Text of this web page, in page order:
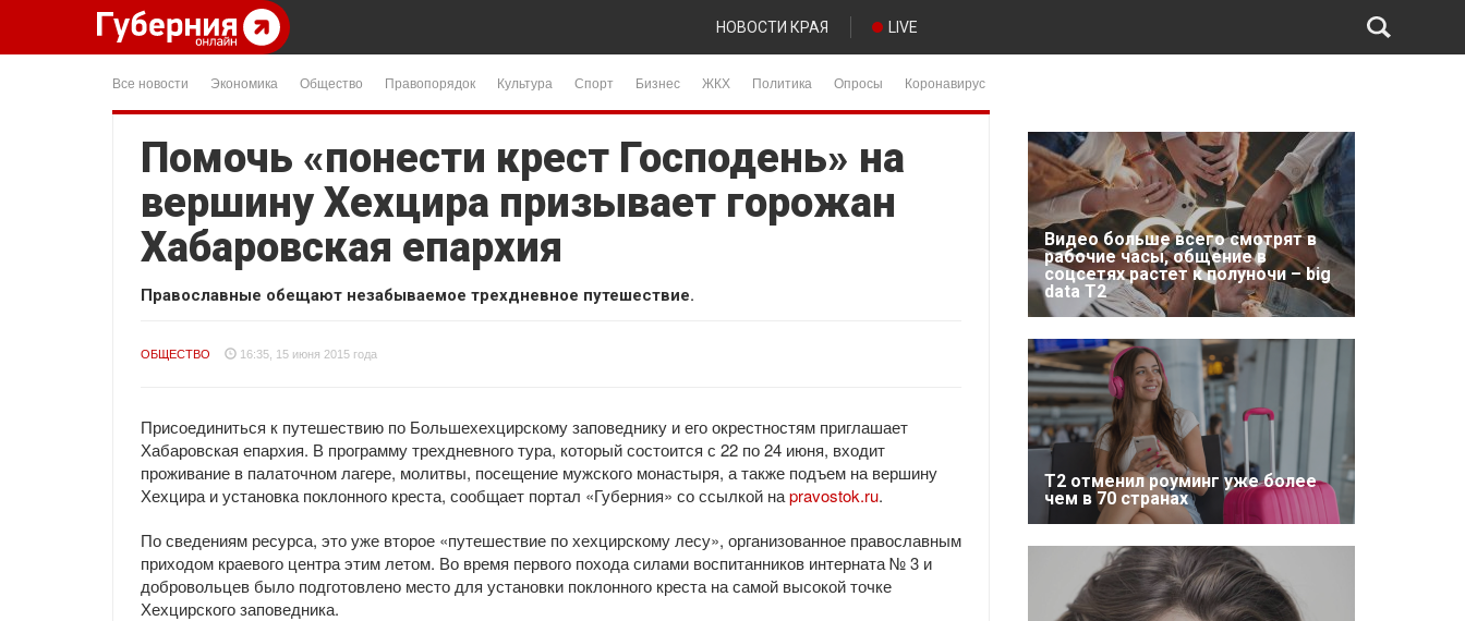
НОВОСТИ КРАЯ LIVE
Все новости Экономика Общество Правопорядок Культура Спорт Бизнес ЖКХ Политика Опросы Коронавирус
Помочь «понести крест Господень» на
вершину Хехцира призывает горожан
Хабаровская епархия
Православные обещают незабываемое трехдневное путешествие.
ОБЩЕСТВО 16:35, 15 июня 2015 года
Присоединиться к путешествию по Большехехцирскому заповеднику и его окрестностям приглашает
Хабаровская епархия. В программу трехдневного тура, который состоится с 22 по 24 июня, входит
проживание в палаточном лагере, молитвы, посещение мужского монастыря, а также подъем на вершину
Хехцира и установка поклонного креста, сообщает портал «Губерния» со ссылкой наpravostok.ru.
По сведениям ресурса, это уже второе «путешествие по хехцирскому лесу», организованное православным
приходом краевого центра этим летом. Во время первого похода силами воспитанников интерната № 3 и
добровольцев было подготовлено место для установки поклонного креста на самой высокой точке
Хехцирского заповедника.
Видео больше всего смотрят в
рабочие часы, общение в
соцсетях растет к полуночи – big
data T2
Т2 отменил роуминг уже более
чем в 70 странах